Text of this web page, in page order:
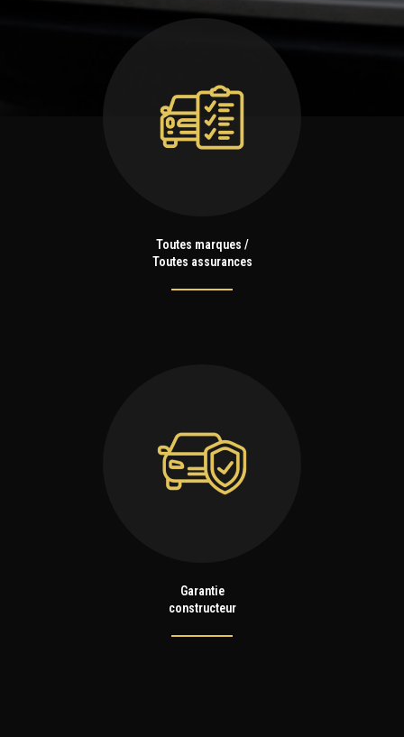
Toutes marques /
Toutes assurances
Garantie
constructeur